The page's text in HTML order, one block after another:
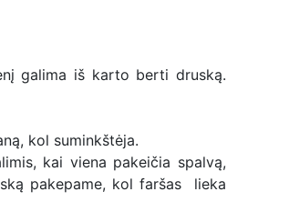
galima iš karto berti druską.
kol suminkštėja.
kai viena pakeičia spalvą,
pakepame, kol faršas lieka